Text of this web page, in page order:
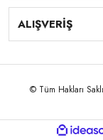
ALIŞVERİŞ
© Tüm Hakları